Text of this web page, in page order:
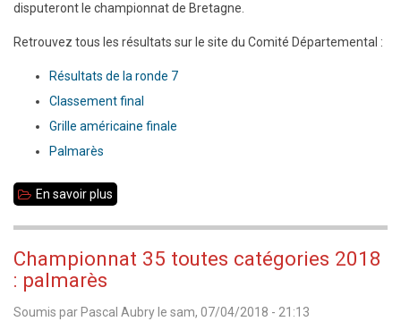
disputeront le championnat de Bretagne.
Retrouvez tous les résultats sur le site du Comité Départemental :
Résultats de la ronde 7
Classement final
Grille américaine finale
Palmarès
En savoir plus
toutes
2018
Championnat 35 toutes catégories 2018
: palmarès
Soumis par Pascal Aubry le sam, 07/04/2018 - 21:13